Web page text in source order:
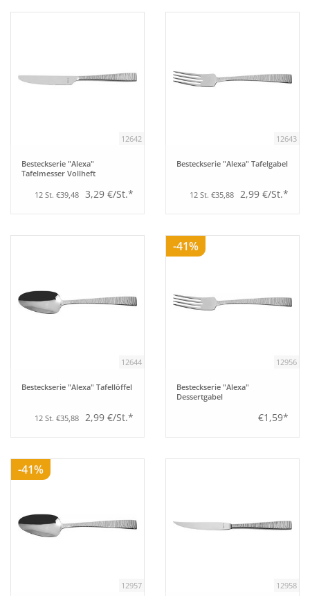
Aufsteller
Berufsbekleidung
Möbel
Fuchs Blog
12642
Besteckserie "Alexa"
Tafelmesser Vollheft
12 St. €39,48 3,29 €/St.*
12643
Besteckserie "Alexa" Tafelgabel
12 St. €35,88 2,99 €/St.*
12644
Besteckserie "Alexa" Tafellöffel
12 St. €35,88 2,99 €/St.*
-41%
12956
Besteckserie "Alexa"
Dessertgabel
€1,59*
-41%
12957 12958